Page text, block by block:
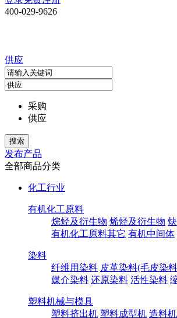
400-029-9626
供应
采购
供应
发布产品
全部商品分类
化工行业
有机化工原料
烷烃及衍生物 烯烃及衍生物
有机化工原料其它 有机中间体
染料
纤维用染料 皮革染料(毛皮染
媒介染料 还原染料 活性染料
塑料机械与模具
塑料挤出机 塑料成型机 造料